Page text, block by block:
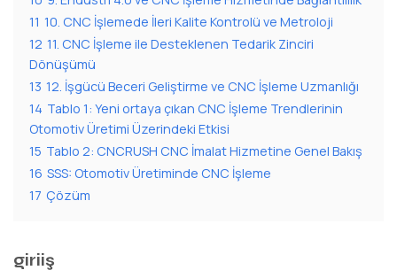
11 10. CNC İşlemede İleri Kalite Kontrolü ve Metroloji
12 11. CNC İşleme ile Desteklenen Tedarik Zinciri
Dönüşümü
13 12. İşgücü Beceri Geliştirme ve CNC İşleme Uzmanlığı
14 Tablo 1: Yeni ortaya çıkan CNC İşleme Trendlerinin
Otomotiv Üretimi Üzerindeki Etkisi
15 Tablo 2: CNCRUSH CNC İmalat Hizmetine Genel Bakış
16 SSS: Otomotiv Üretiminde CNC İşleme
17 Çözüm
giriiş